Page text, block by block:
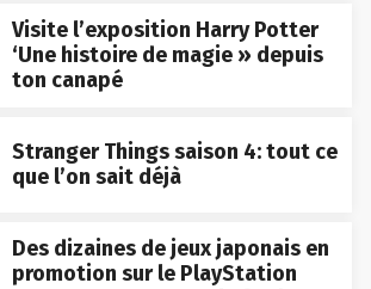
Visite l’exposition Harry Potter
‘Une histoire de magie » depuis
ton canapé
Stranger Things saison 4: tout ce
que l’on sait déjà
Des dizaines de jeux japonais en
promotion sur le PlayStation